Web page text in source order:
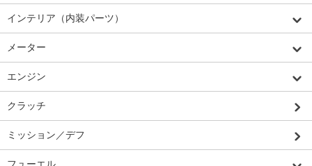
インテリア（内装パーツ）
メーター
エンジン
クラッチ
ミッション／デフ